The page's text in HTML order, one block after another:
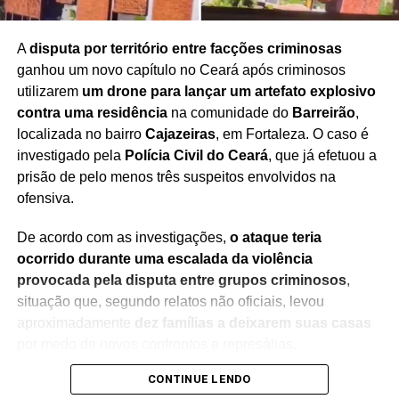
Redação Saiba+
Adisputa por território entre facções criminosas
ganhou um novo capítulo no Ceará após criminosos
utilizarem um drone para lançar um artefato explosivo
contra uma residênciana comunidade do Barreirão,
localizada no bairro Cajazeiras, em Fortaleza. O caso é
investigado pela Polícia Civil do Ceará, que já efetuou a
prisão de pelo menos três suspeitos envolvidos na
ofensiva.
De acordo com as investigações, o ataque teria
ocorrido durante uma escalada da violência
provocada pela disputa entre grupos criminosos,
situação que, segundo relatos não oficiais, levou
aproximadamente
dez famílias a deixarem suas casas
A ocorrência ganhou ampla repercussão após a
CONTINUE LENDO